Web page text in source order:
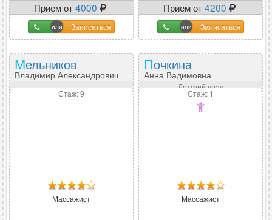
Прием от4000
Записаться
Прием от4200
Записаться
Мельников
Владимир Александрович
Стаж: 9
Массажист
Почкина
Анна Вадимовна
Детский врач
Стаж: 1
Массажист